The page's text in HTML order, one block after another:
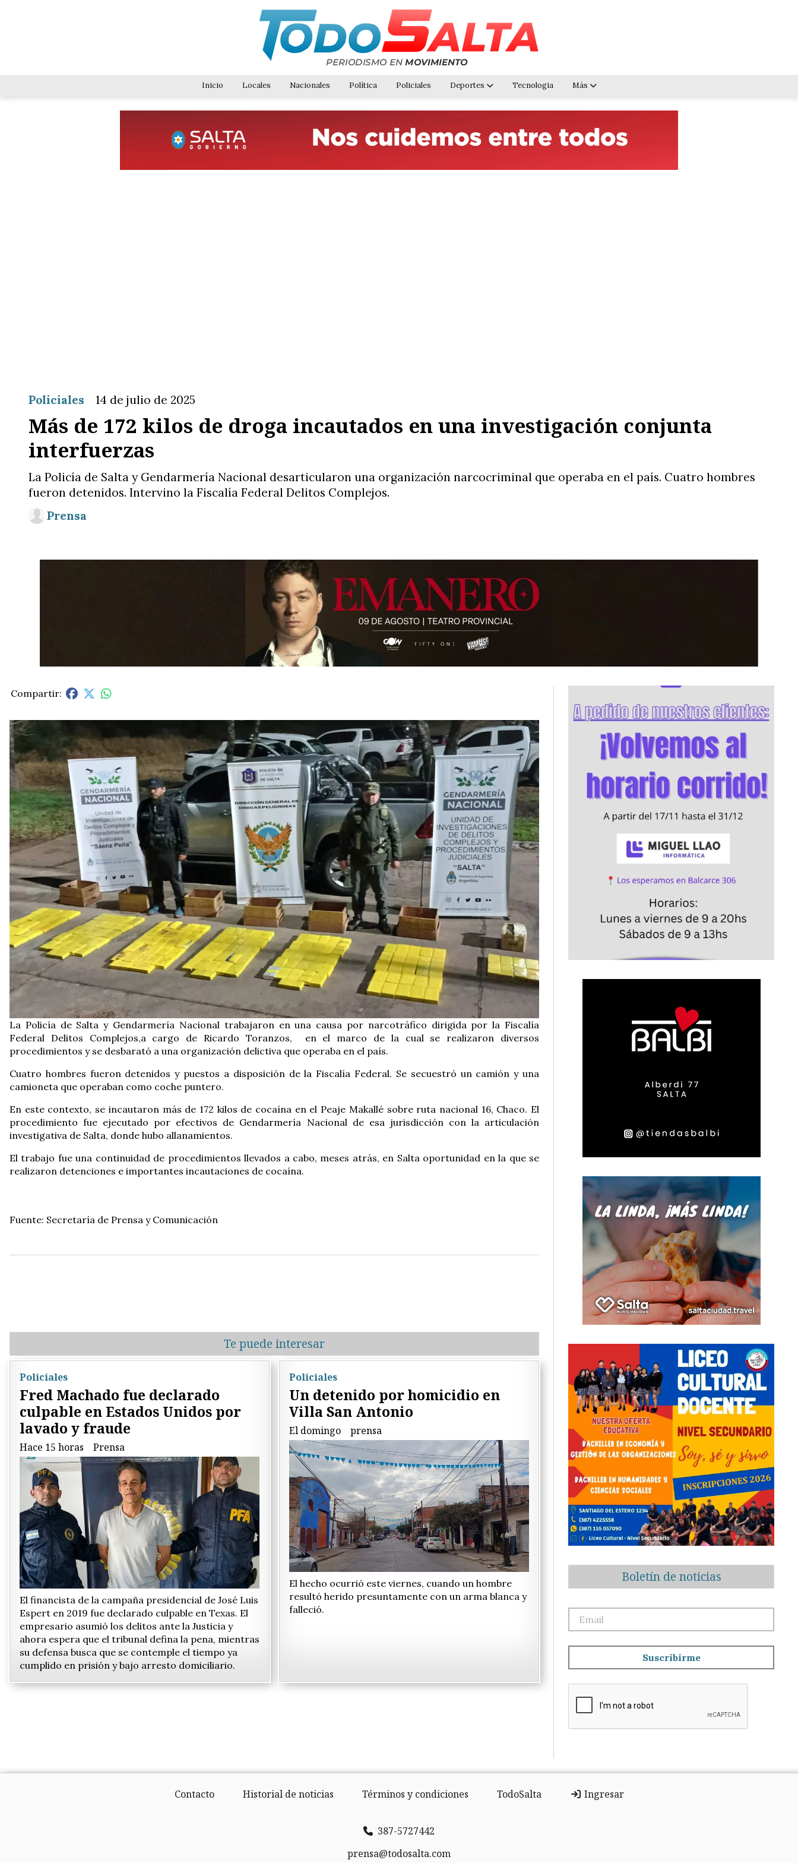
Inicio Locales Nacionales Política Policiales Deportes Tecnologia Más
Más de 172 kilos de droga incautados en una investigación conjunta
interfuerzas
La Policía de Salta y Gendarmería Nacional desarticularon una organización narcocriminal que operaba en el país. Cuatro hombres
fueron detenidos. Intervino la Fiscalía Federal Delitos Complejos.
Policiales 14 de julio de 2025
Prensa
La Policía de Salta y Gendarmería Nacional trabajaron en una causa por narcotráfico dirigida por la Fiscalía
Federal Delitos Complejos,a cargo de Ricardo Toranzos, en el marco de la cual se realizaron diversos
procedimientos y se desbarató a una organización delictiva que operaba en el país.
Cuatro hombres fueron detenidos y puestos a disposición de la Fiscalía Federal. Se secuestró un camión y una
camioneta que operaban como coche puntero.
En este contexto, se incautaron más de 172 kilos de cocaína en el Peaje Makallé sobre ruta nacional 16, Chaco. El
procedimiento fue ejecutado por efectivos de Gendarmería Nacional de esa jurisdicción con la articulación
investigativa de Salta, donde hubo allanamientos.
El trabajo fue una continuidad de procedimientos llevados a cabo, meses atrás, en Salta oportunidad en la que se
realizaron detenciones e importantes incautaciones de cocaína.
Fuente: Secretaría de Prensa y Comunicación
Te puede interesar
Fred Machado fue declarado
culpable en Estados Unidos por
lavado y fraude
Prensa
Policiales
Hace 15 horas
El financista de la campaña presidencial de José Luis
Espert en 2019 fue declarado culpable en Texas. El
empresario asumió los delitos ante la Justicia y
ahora espera que el tribunal defina la pena, mientras
su defensa busca que se contemple el tiempo ya
cumplido en prisión y bajo arresto domiciliario.
Un detenido por homicidio en
Villa San Antonio
prensa
Policiales
El domingo
El hecho ocurrió este viernes, cuando un hombre
resultó herido presuntamente con un arma blanca y
falleció.
Boletín de noticias
Suscribirme
Contacto Historial de noticias Términos y condiciones TodoSalta Ingresar
387-5727442
prensa@todosalta.com